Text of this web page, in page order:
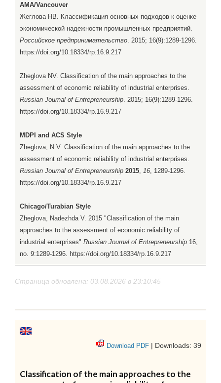
AMA/Vancouver
Жеглова НВ. Классификация основных подходов к оценке
экономической надежности промышленных предприятий.
Российское предпринимательство . 2015; 16(9):1289-1296.
https://doi.org/10.18334/rp.16.9.217
Zheglova NV. Classification of the main approaches to the
assessment of economic reliability of industrial enterprises.
Russian Journal of Entrepreneurship . 2015; 16(9):1289-1296.
https://doi.org/10.18334/rp.16.9.217
MDPI and ACS Style
Zheglova, N.V. Classification of the main approaches to the
assessment of economic reliability of industrial enterprises.
Russian Journal of Entrepreneurship 2015 16 , 1289-1296.
https://doi.org/10.18334/rp.16.9.217
Chicago/Turabian Style
Zheglova, Nadezhda V. 2015 "Classification of the main
approaches to the assessment of economic reliability of
industrial enterprises" Russian Journal of Entrepreneurship 16,
no. 9:1289-1296. https://doi.org/10.18334/rp.16.9.217
Страница обновлена: 03.08.2026 в 23:10:45
Download PDF | Downloads: 39
Classification of the main approaches to the